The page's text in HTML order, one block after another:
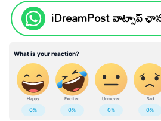
iDreamPost వాట్సాప్